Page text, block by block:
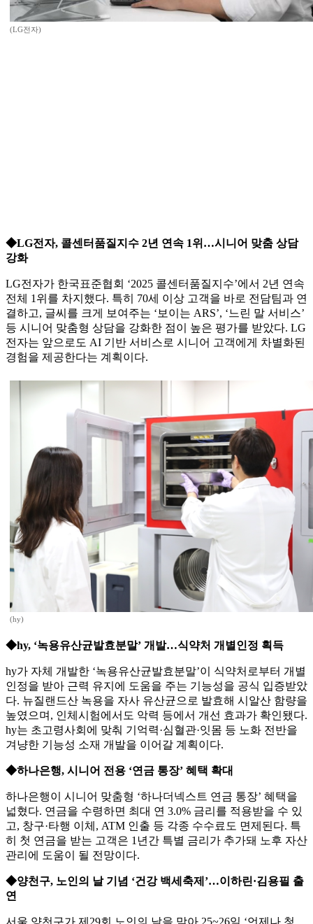
(LG전자)
◆LG전자, 콜센터품질지수 2년 연속 1위…시니어 맞춤 상담
강화
LG전자가 한국표준협회 ‘2025 콜센터품질지수’에서 2년 연속
전체 1위를 차지했다. 특히 70세 이상 고객을 바로 전담팀과 연
결하고, 글씨를 크게 보여주는 ‘보이는 ARS’, ‘느린 말 서비스’
등 시니어 맞춤형 상담을 강화한 점이 높은 평가를 받았다. LG
전자는 앞으로도 AI 기반 서비스로 시니어 고객에게 차별화된
경험을 제공한다는 계획이다.
(hy)
◆hy, ‘녹용유산균발효분말’ 개발…식약처 개별인정 획득
hy가 자체 개발한 ‘녹용유산균발효분말’이 식약처로부터 개별
인정을 받아 근력 유지에 도움을 주는 기능성을 공식 입증받았
다. 뉴질랜드산 녹용을 자사 유산균으로 발효해 시알산 함량을
높였으며, 인체시험에서도 악력 등에서 개선 효과가 확인됐다.
hy는 초고령사회에 맞춰 기억력·심혈관·잇몸 등 노화 전반을
겨냥한 기능성 소재 개발을 이어갈 계획이다.
◆하나은행, 시니어 전용 ‘연금 통장’ 혜택 확대
하나은행이 시니어 맞춤형 ‘하나더넥스트 연금 통장’ 혜택을
넓혔다. 연금을 수령하면 최대 연 3.0% 금리를 적용받을 수 있
고, 창구·타행 이체, ATM 인출 등 각종 수수료도 면제된다. 특
히 첫 연금을 받는 고객은 1년간 특별 금리가 추가돼 노후 자산
관리에 도움이 될 전망이다.
◆양천구, 노인의 날 기념 ‘건강 백세축제’…이하린·김용필 출
연